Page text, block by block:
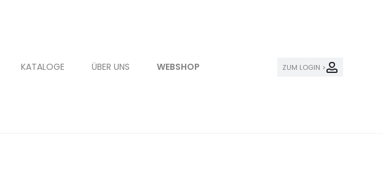
KATALOGE ÜBER UNS WEBSHOP ZUM LOGIN >